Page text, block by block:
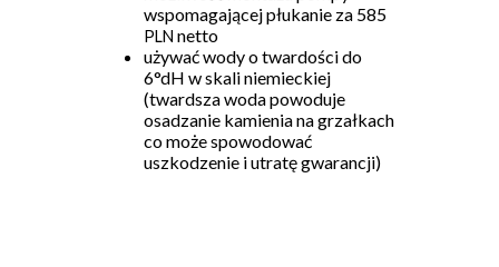
wspomagającej płukanie za 585
PLN netto
używać wody o twardości do
6°dH w skali niemieckiej
(twardsza woda powoduje
osadzanie kamienia na grzałkach
co może spowodować
uszkodzenie i utratę gwarancji)